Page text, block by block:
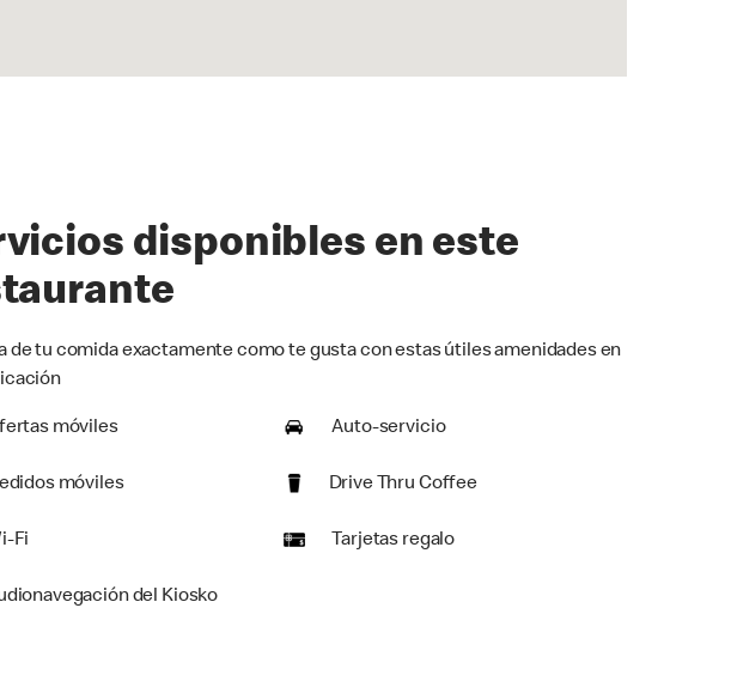
disponibles en este
de tu comida exactamente como te gusta con estas útiles amenidades en
móviles Auto-servicio
móviles Drive Thru Coffee
Fi Tarjetas regalo
del Kiosko